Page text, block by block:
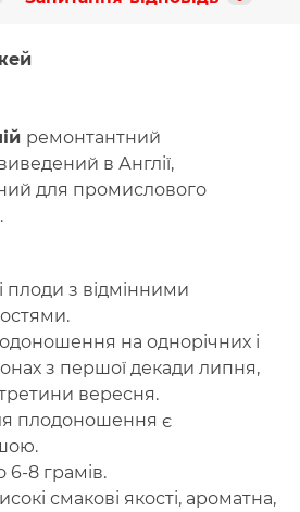
ремонтантний
в Англії,
для промислового
плоди з відмінними
на однорічних і
з першої декади липня,
вересня.
плодоношення є
6-8 грамів.
смакові якості, ароматна,